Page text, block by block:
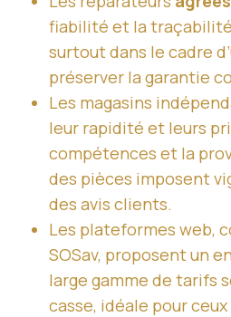
fiabilité et la
surtout dans le cadre
préserver la garantie
Les magasins
leur rapidité et leurs
compétences et la
des pièces imposent
des avis clients.
Les plateformes web,
SOSav, proposent un
large gamme de tarifs
casse, idéale pour